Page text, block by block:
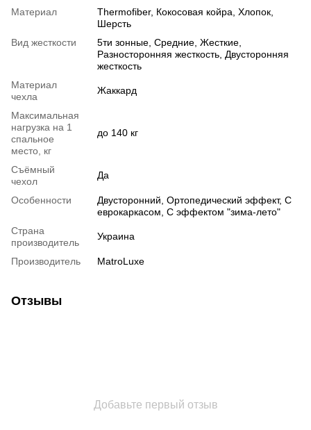
Материал
Thermofiber, Кокосовая койра, Хлопок,
Шерсть
Вид жесткости
5ти зонные, Средние, Жесткие,
Разносторонняя жесткость, Двусторонняя
жесткость
Материал
чехла
Жаккард
Максимальная
нагрузка на 1
спальное
место, кг
до 140 кг
Съёмный
чехол
Да
Особенности Двусторонний, Ортопедический эффект, С
еврокаркасом, С эффектом "зима-лето"
Страна
производитель
Украина
Производитель MatroLuxe
Отзывы
Добавьте первый отзыв